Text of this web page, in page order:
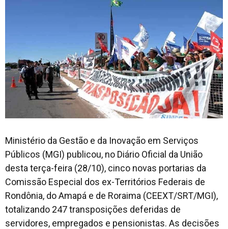
Ministério da Gestão e da Inovação em Serviços
Públicos (MGI) publicou, no Diário Oficial da União
desta terça-feira (28/10), cinco novas portarias da
Comissão Especial dos ex-Territórios Federais de
Rondônia, do Amapá e de Roraima (CEEXT/SRT/MGI),
totalizando 247 transposições deferidas de
servidores, empregados e pensionistas. As decisões